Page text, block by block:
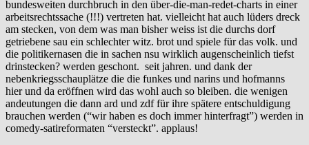
bundesweiten durchbruch in den über-die-man-redet-charts in einer
arbeitsrechtssache (!!!) vertreten hat. vielleicht hat auch lüders dreck
am stecken, von dem was man bisher weiss ist die durchs dorf
getriebene sau ein schlechter witz. brot und spiele für das volk. und
die politikernasen die in sachen nsu wirklich augenscheinlich tiefst
drinstecken? werden geschont. seit jahren. und dank der
nebenkriegsschauplätze die die funkes und narins und hofmanns
hier und da eröffnen wird das wohl auch so bleiben. die wenigen
andeutungen die dann ard und zdf für ihre spätere entschuldigung
brauchen werden (“wir haben es doch immer hinterfragt”) werden in
comedy-satireformaten “versteckt”. applaus!